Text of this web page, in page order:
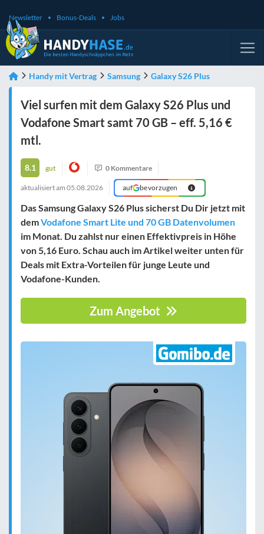
Newsletter Bonus-Deals Jobs
Handy mit Vertrag Samsung Galaxy S26 Plus
Viel surfen mit dem Galaxy S26 Plus und
Vodafone Smart samt 70 GB – eff. 5,16 €
mtl.
8.1 gut 0 Kommentare
aktualisiert am 05.08.2026 auf bevorzugen
Das Samsung Galaxy S26 Plus sicherst Du Dir jetzt mit
demVodafone Smart Lite und 70 GB Datenvolumen
im Monat. Du zahlst nur einen Effektivpreis in Höhe
von5,16 Euro. Schau auch im Artikel weiter unten für
Deals mit Extra-Vorteilen für junge Leute und
Vodafone-Kunden.
Zum Angebot